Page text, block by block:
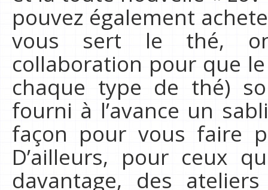
pouvez également
vous sert le thé,
collaboration pour que
chaque type de thé)
fourni à l’avance un
façon pour vous faire
D’ailleurs, pour ceux
davantage, des